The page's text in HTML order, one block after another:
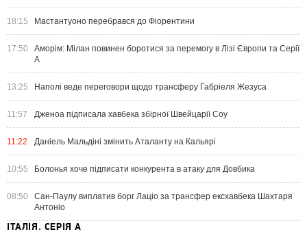
18:15 Мастантуоно перебрався до Фіорентини
17:50
Аморім: Мілан повинен боротися за перемогу в Лізі Європи та Серії
А
13:25 Наполі веде переговори щодо трансферу Габріеля Жезуса
11:57 Дженоа підписала хавбека збірної Швейцарії Соу
11:22 Даніель Мальдіні змінить Аталанту на Кальярі
10:55 Болонья хоче підписати конкурента в атаку для Довбика
08:50
Сан-Паулу виплатив борг Лаціо за трансфер ексхавбека Шахтаря
Антоніо
ІТАЛІЯ. СЕРІЯ А